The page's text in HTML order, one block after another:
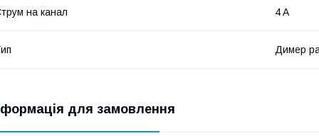
на канал 4 A
Димер
для замовлення